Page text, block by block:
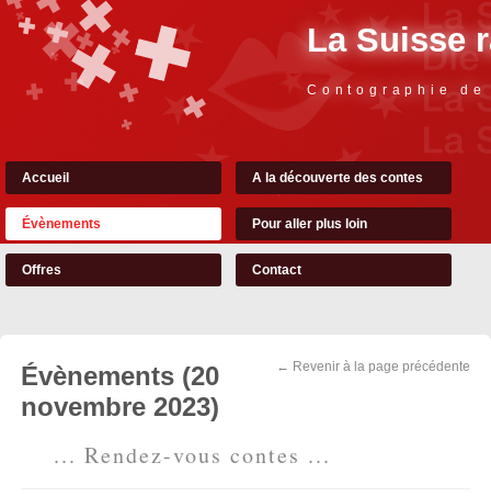
La Suisse
Contographie
Accueil A la découverte des contes
Évènements Pour aller plus loin
Offres Contact
← Revenir à la page précédente
Évènements (20
novembre 2023)
... Rendez-vous contes ...